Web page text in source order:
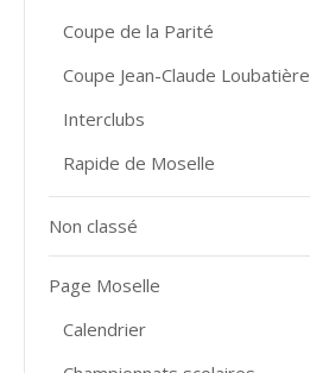
Coupe de la Parité
Coupe Jean-Claude Loubatière
Interclubs
Rapide de Moselle
Non classé
Page Moselle
Calendrier